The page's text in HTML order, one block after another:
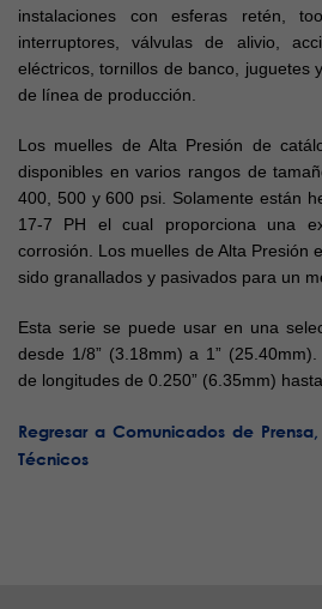
instalaciones con esferas retén,
interruptores, válvulas de alivio,
eléctricos, tornillos de banco, juguetes
de línea de producción.
Los muelles de Alta Presión de
disponibles en varios rangos de
400, 500 y 600 psi. Solamente están
17-7 PH el cual proporciona una
corrosión. Los muelles de Alta Presión
sido granallados y pasivados para un
Esta serie se puede usar en una
desde 1/8” (3.18mm) a 1”
de longitudes de 0.250” (6.35mm)
Regresar a Comunicados de
Técnicos